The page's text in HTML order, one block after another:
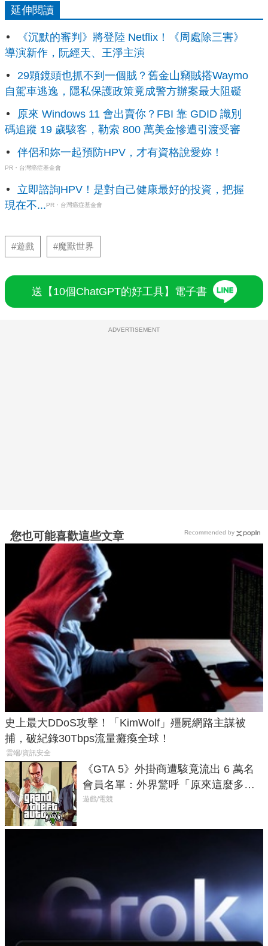
延伸閱讀
《沉默的審判》將登陸 Netflix！《周處除三害》
導演新作，阮經天、王淨主演
29顆鏡頭也抓不到一個賊？舊金山竊賊搭Waymo
自駕車逃逸，隱私保護政策竟成警方辦案最大阻礙
原來 Windows 11 會出賣你？FBI 靠 GDID 識別
碼追蹤 19 歲駭客，勒索 800 萬美金慘遭引渡受審
伴侶和妳一起預防HPV，才有資格說愛妳！
PR・台灣癌症基金會
立即諮詢HPV！是對自己健康最好的投資，把握
現在不...PR・台灣癌症基金會
#遊戲 #魔獸世界
送【10個ChatGPT的好工具】電子書
ADVERTISEMENT
您也可能喜歡這些文章
史上最大DDoS攻擊！「KimWolf」殭屍網路主謀被
捕，破紀錄30Tbps流量癱瘓全球！
雲端/資訊安全
《GTA 5》外掛商遭駭竟流出 6 萬名
會員名單：外界驚呼「原來這麼多人
在開掛！」
遊戲/電競
Recommended by